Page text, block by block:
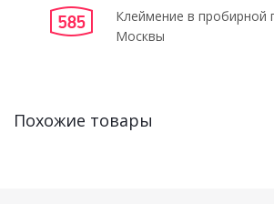
Клеймение в пробирной
Москвы
Похожие товары